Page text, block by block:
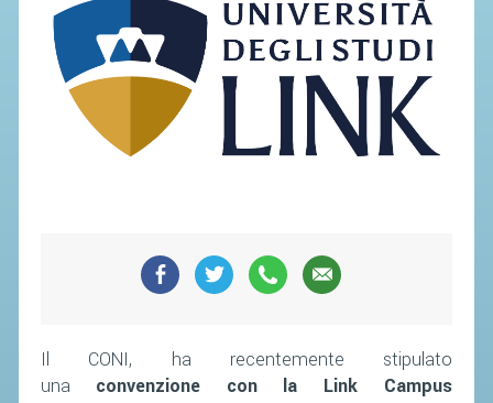
Il CONI, ha recentemente stipulato
una convenzione con la Link Campus